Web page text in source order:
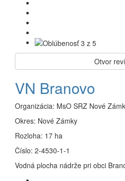
Otvor
VN Branovo
Organizácia: MsO SRZ Nové
Okres: Nové Zámky
Rozloha: 17 ha
Číslo: 2-4530-1-1
Vodná plocha nádrže pri obci